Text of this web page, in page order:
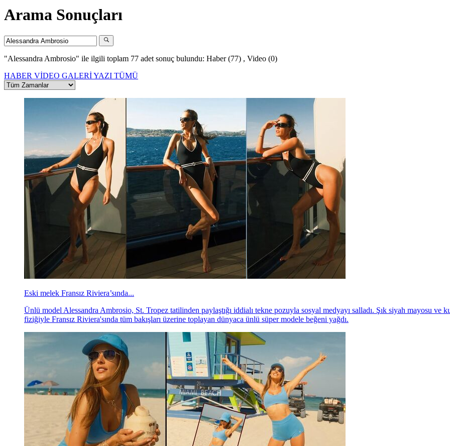
Arama Sonuçları
"Alessandra Ambrosio" ile ilgili toplam 77 adet sonuç bulundu: Haber (77) , Video (0)
HABER VİDEO GALERİYAZI TÜMÜ
Eski melek Fransız Riviera’sında...
Ünlü model Alessandra Ambrosio, St. Tropez tatilinden paylaştığı iddialı tekne pozuyla sosyal medyayı salladı. Şık siyah mayosu ve
fiziğiyle Fransız Riviera'sında tüm bakışları üzerine toplayan dünyaca ünlü süper modele beğeni yağdı.